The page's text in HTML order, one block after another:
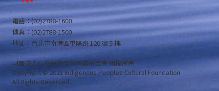
電話：(02)2788-1600
傳真：(02)2788-1500
地址：台北市南港區重陽路 120 號 5 樓
財團法人原住民族文化事業基金會 版權所有
Copyright © 2021 Indigenous Peoples Cultural Foundation
All Rights Reserved .